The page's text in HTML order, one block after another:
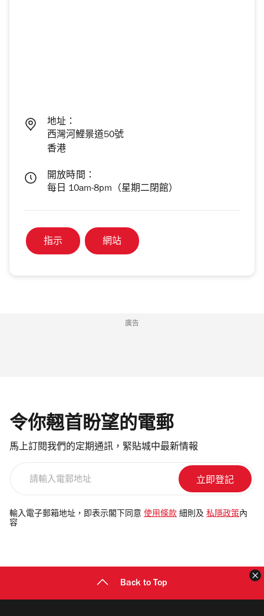
地址：
西灣河鯉景道50號
香港
開放時間：
每日 10am-8pm（星期二閉館）
指示 網站
廣告
令你翹首盼望的電郵
馬上訂閱我們的定期通訊，緊貼城中最新情報
電
郵
輸入電子郵箱地址，即表示閣下同意 使用條款 細則及 私隱政策 內
容
Back to Top